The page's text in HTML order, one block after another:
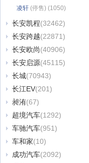
凌轩 (停售) (1050)
长安凯程(32462)
长安跨越(22871)
长安欧尚(40906)
长安启源(45115)
长城(70943)
长江EV(201)
昶洧(67)
超境汽车(1292)
车驰汽车(951)
车和家(10)
成功汽车(2092)